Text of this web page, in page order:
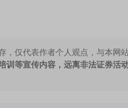
仅代表作者个人观点，与本网
训等宣传内容，远离非法证券活